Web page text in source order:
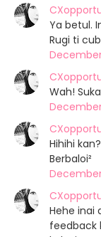
Ya betul.
Rugi ti
Wah!
December
Hihihi
Berbaloi²
December
Hehe inai
feedback